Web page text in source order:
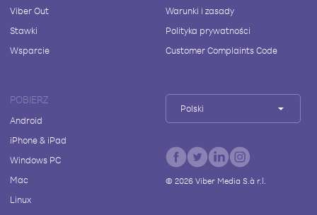
Viber Out
Stawki
Wsparcie
Warunki i zasady
Polityka prywatności
Customer Complaints Code
POBIERZ
Android
iPhone & iPad
Windows PC
Mac
Linux
Polski
© 2026Viber Media S.à r.l.